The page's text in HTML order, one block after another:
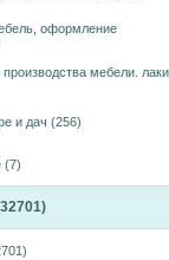
оформление
мебели.
и дач (256)
(7)